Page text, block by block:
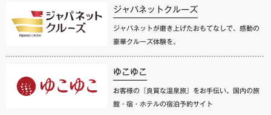
ジャパネットクルーズ
ジャパネットが磨き上げたおもてなしで、感動の
豪華クルーズ体験を。
ゆこゆこ
お客様の『良質な温泉旅』をお手伝い。国内の旅
館・宿・ホテルの宿泊予約サイト